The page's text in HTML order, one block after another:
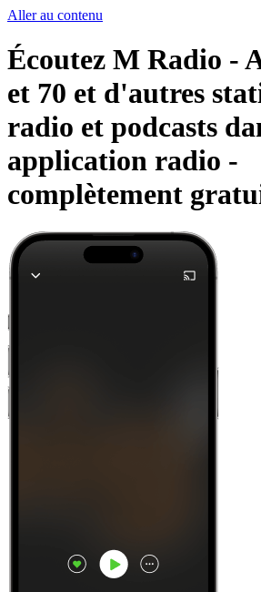
Aller au contenu
Écoutez M Radio -
et 70 et d'autres
radio et podcasts
application radio -
complètement